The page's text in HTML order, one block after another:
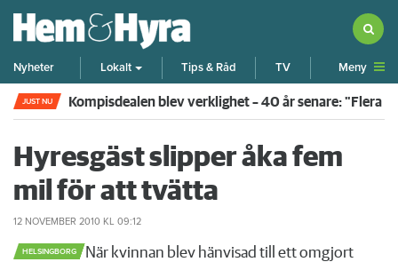
Nyheter Lokalt Tips & Råd TV Meny
JUST NU Kompisdealen blev verklighet – 40 år senare: "Flera
Hyresgäst slipper åka fem
mil för att tvätta
12 NOVEMBER 2010 KL 09:12
HELSINGBORG
​När kvinnan blev hänvisad till ett omgjort